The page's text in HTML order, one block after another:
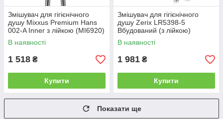
Змішувач для гігієнічного
душу Mixxus Premium Hans
002-A Inner з лійкою (MI6920)
В наявності
1 518 ₴
Купити
Змішувач для гігієнічного
душу Zerix LR5398-5
Вбудований (з лійкою)
(LL1775)
В наявності
1 981 ₴
Купити
Показати ще